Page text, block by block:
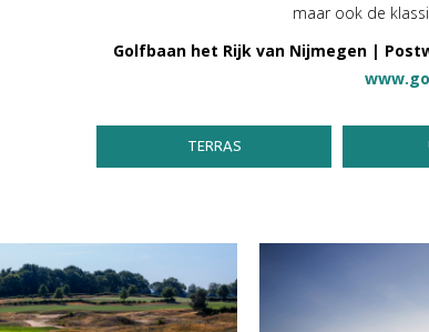
maar ook de
Golfbaan het Rijk van Nijmegen |
TERRAS